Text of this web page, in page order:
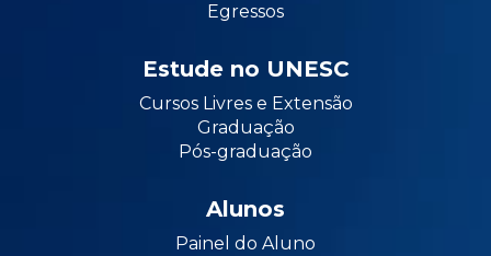
Egressos
Estude no UNESC
Cursos Livres e Extensão
Graduação
Pós-graduação
Alunos
Painel do Aluno